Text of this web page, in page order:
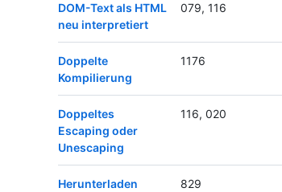
DOM-Text als HTML
neu interpretiert
079, 116
Doppelte
Kompilierung
1176
Doppeltes
Escaping oder
Unescaping
116, 020
Herunterladen
829